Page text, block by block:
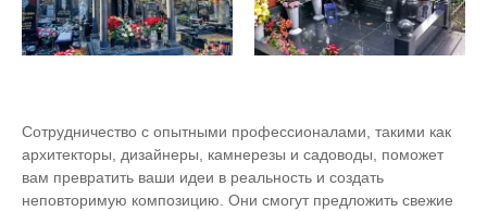
Сотрудничество с опытными профессионалами, такими как
архитекторы, дизайнеры, камнерезы и садоводы, поможет
вам превратить ваши идеи в реальность и создать
неповторимую композицию. Они смогут предложить свежие